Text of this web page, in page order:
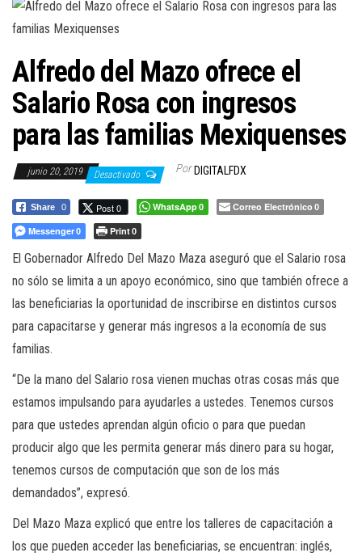
Alfredo del Mazo ofrece el
Salario Rosa con ingresos
para las familias Mexiquenses
junio 20, 2019 Desactivado Por DIGITALFDX
Share 0 Post 0 WhatsApp0 Correo Electrónico 0
Messenger0 Print0
El Gobernador Alfredo Del Mazo Maza aseguró que el Salario rosa
no sólo se limita a un apoyo económico, sino que también ofrece a
las beneficiarias la oportunidad de inscribirse en distintos cursos
para capacitarse y generar más ingresos a la economía de sus
familias.
“De la mano del Salario rosa vienen muchas otras cosas más que
estamos impulsando para ayudarles a ustedes. Tenemos cursos
para que ustedes aprendan algún oficio o para que puedan
producir algo que les permita generar más dinero para su hogar,
tenemos cursos de computación que son de los más
demandados”, expresó.
Del Mazo Maza explicó que entre los talleres de capacitación a
los que pueden acceder las beneficiarias, se encuentran: inglés,